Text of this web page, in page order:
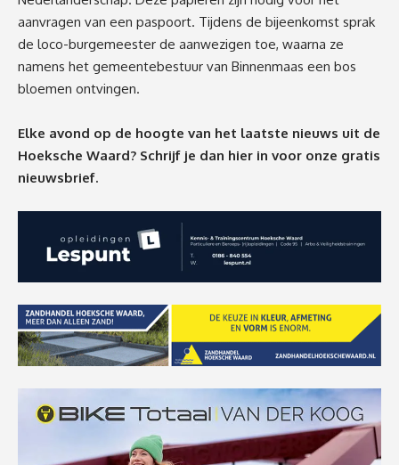
aanvragen van een paspoort. Tijdens de bijeenkomst sprak
de loco-burgemeester de aanwezigen toe, waarna ze
namens het gemeentebestuur van Binnenmaas een bos
bloemen ontvingen.
Elke avond op de hoogte van het laatste nieuws uit de
Hoeksche Waard? Schrijf je dan hier in voor onze gratis
nieuwsbrief.